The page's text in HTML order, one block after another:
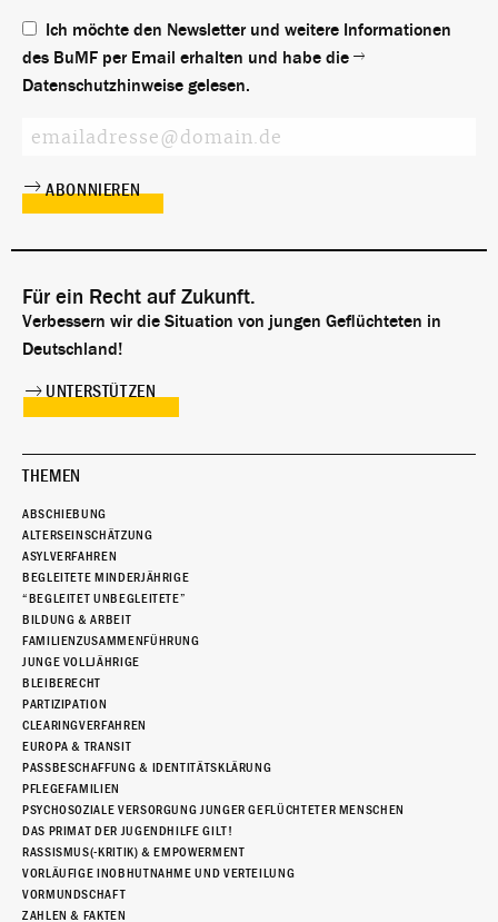
Ich möchte den Newsletter und weitere Informationen
des BuMF per Email erhalten und habe die
Datenschutzhinweise gelesen.
Für ein Recht auf Zukunft.
Verbessern wir die Situation von jungen Geflüchteten in
Deutschland!
UNTERSTÜTZEN
THEMEN
ABSCHIEBUNG
ALTERSEINSCHÄTZUNG
ASYLVERFAHREN
BEGLEITETE MINDERJÄHRIGE
“BEGLEITET UNBEGLEITETE”
BILDUNG & ARBEIT
FAMILIENZUSAMMENFÜHRUNG
JUNGE VOLLJÄHRIGE
BLEIBERECHT
PARTIZIPATION
CLEARINGVERFAHREN
EUROPA & TRANSIT
PASSBESCHAFFUNG & IDENTITÄTSKLÄRUNG
PFLEGEFAMILIEN
PSYCHOSOZIALE VERSORGUNG JUNGER GEFLÜCHTETER MENSCHEN
DAS PRIMAT DER JUGENDHILFE GILT!
RASSISMUS(-KRITIK) & EMPOWERMENT
VORLÄUFIGE INOBHUTNAHME UND VERTEILUNG
VORMUNDSCHAFT
ZAHLEN & FAKTEN